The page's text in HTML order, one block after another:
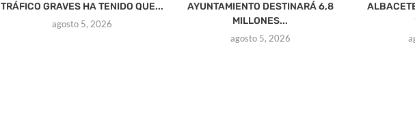
TRÁFICO GRAVES HA TENIDO QUE...
agosto 5, 2026
AYUNTAMIENTO DESTINARÁ 6,8
MILLONES...
agosto 5, 2026